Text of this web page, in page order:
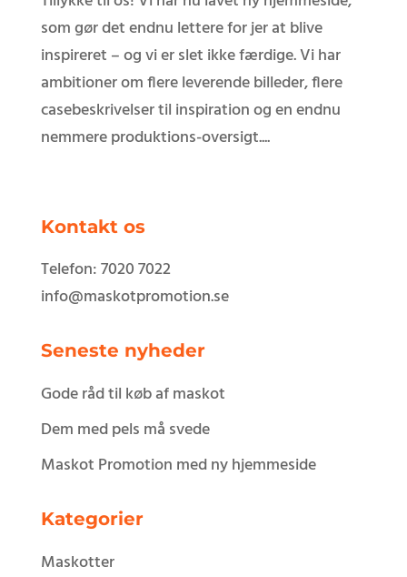
som gør det endnu lettere for jer at blive
inspireret – og vi er slet ikke færdige. Vi har
ambitioner om flere leverende billeder, flere
casebeskrivelser til inspiration og en endnu
nemmere produktions-oversigt....
Kontakt os
Telefon: 7020 7022
info@maskotpromotion.se
Seneste nyheder
Gode råd til køb af maskot
Dem med pels må svede
Maskot Promotion med ny hjemmeside
Kategorier
Maskotter